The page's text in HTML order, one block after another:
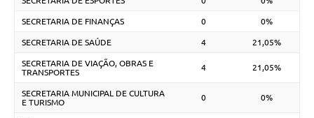
SECRETARIA DE FINANÇAS 0 0%
SECRETARIA DE SAÚDE 4 21,05%
SECRETARIA DE VIAÇÃO, OBRAS E
TRANSPORTES
4 21,05%
SECRETARIA MUNICIPAL DE CULTURA
E TURISMO
0 0%